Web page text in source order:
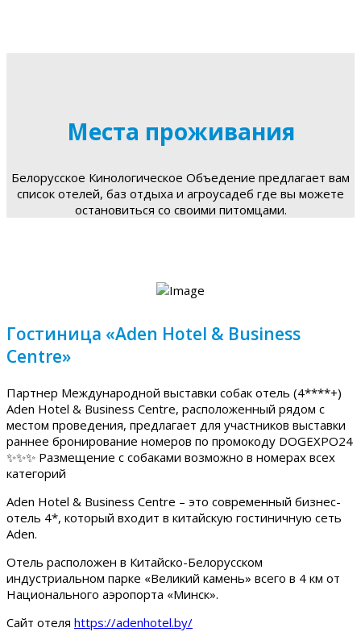
Места проживания
Белорусское Кинологическое Объедение предлагает вам
список отелей, баз отдыха и агроусадеб где вы можете
остановиться со своими питомцами.
Гостиница «Aden Hotel & Business
Centre»
Партнер Международной выставки собак отель (4****+)
Aden Hotel & Business Centre, расположенный рядом с
местом проведения, предлагает для участников выставки
раннее бронирование номеров по промокоду DOGEXPO24
✨✨✨ Размещение с собаками возможно в номерах всех
категорий
Aden Hotel & Business Centre – это современный бизнес-
отель 4*, который входит в китайскую гостиничную сеть
Aden.
Отель расположен в Китайско-Белорусском
индустриальном парке «Великий камень» всего в 4 км от
Национального аэропорта «Минск».
Сайт отеля https://adenhotel.by/